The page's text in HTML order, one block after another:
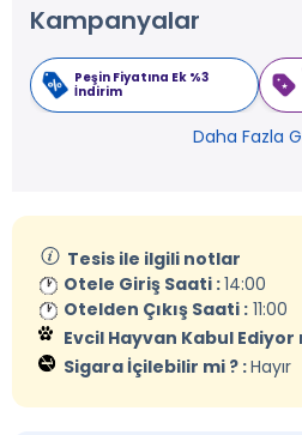
Kampanyalar
Peşin Fiyatına Ek %3
İndirim
Daha Fazla
Tesis ile ilgili notlar
Otele Giriş Saati :14:00
Otelden Çıkış Saati : 11:00
Evcil Hayvan Kabul Ediyor
Sigara İçilebilir mi ? :Hayır